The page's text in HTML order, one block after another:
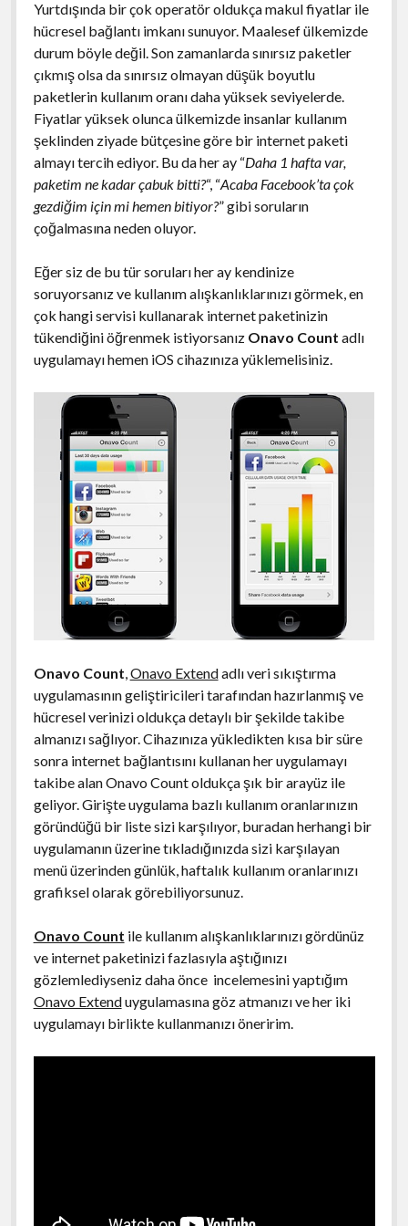
Yurtdışında bir çok operatör oldukça makul fiyatlar ile
hücresel bağlantı imkanı sunuyor. Maalesef ülkemizde
durum böyle değil. Son zamanlarda sınırsız paketler
çıkmış olsa da sınırsız olmayan düşük boyutlu
paketlerin kullanım oranı daha yüksek seviyelerde.
Fiyatlar yüksek olunca ülkemizde insanlar kullanım
şeklinden ziyade bütçesine göre bir internet paketi
almayı tercih ediyor. Bu da her ay “Daha 1 hafta var,
paketim ne kadar çabuk bitti?“, “Acaba Facebook’ta çok
gezdiğim için mi hemen bitiyor?” gibi soruların
çoğalmasına neden oluyor.
Eğer siz de bu tür soruları her ay kendinize
soruyorsanız ve kullanım alışkanlıklarınızı görmek, en
çok hangi servisi kullanarak internet paketinizin
tükendiğini öğrenmek istiyorsanız Onavo Count adlı
uygulamayı hemen iOS cihazınıza yüklemelisiniz.
Onavo Count Onavo Extendadlı veri sıkıştırma
uygulamasının geliştiricileri tarafından hazırlanmış ve
hücresel verinizi oldukça detaylı bir şekilde takibe
almanızı sağlıyor. Cihazınıza yükledikten kısa bir süre
sonra internet bağlantısını kullanan her uygulamayı
takibe alan Onavo Count oldukça şık bir arayüz ile
geliyor. Girişte uygulama bazlı kullanım oranlarınızın
göründüğü bir liste sizi karşılıyor, buradan herhangi bir
uygulamanın üzerine tıkladığınızda sizi karşılayan
menü üzerinden günlük, haftalık kullanım oranlarınızı
grafiksel olarak görebiliyorsunuz.
Onavo Count ile kullanım alışkanlıklarınızı gördünüz
ve internet paketinizi fazlasıyla aştığınızı
gözlemlediyseniz daha önce incelemesini yaptığım
Onavo Extenduygulamasına göz atmanızı ve her iki
uygulamayı birlikte kullanmanızı öneririm.